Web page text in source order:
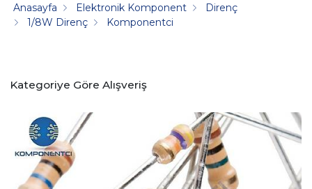
Anasayfa Elektronik Komponent
Direnç
1/8W Direnç
Komponentci
Kategoriye Göre Alışveriş